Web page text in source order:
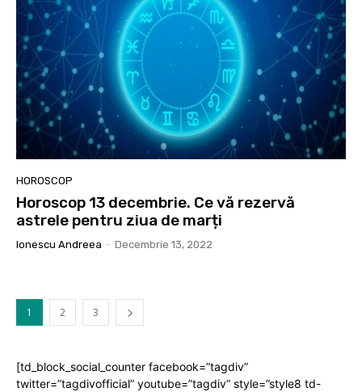
HOROSCOP
Horoscop 13 decembrie. Ce vă rezervă
astrele pentru ziua de marți
Ionescu Andreea - Decembrie 13, 2022
1 2 3
[td_block_social_counter facebook=”tagdiv”
twitter=”tagdivofficial” youtube=”tagdiv” style=”style8 td-